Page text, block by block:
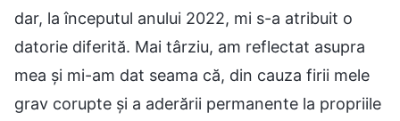
dar, la începutul anului 2022, mi s-a atribuit o
datorie diferită. Mai târziu, am reflectat asupra
mea și mi-am dat seama că, din cauza firii mele
grav corupte și a aderării permanente la propriile